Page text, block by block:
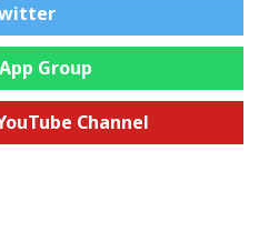
Group
Channel